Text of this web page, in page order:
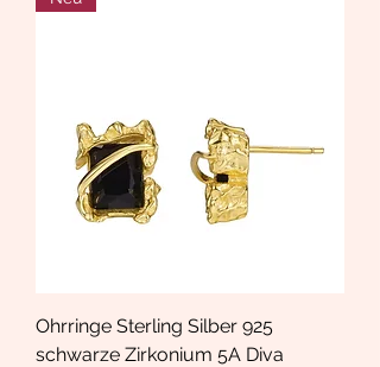
Ohrringe Sterling Silber 925
schwarze Zirkonium 5A Diva